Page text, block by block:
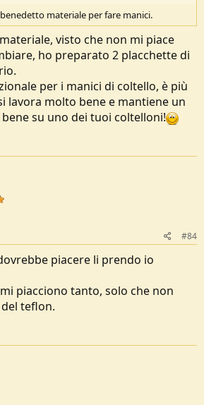
materiale per fare manici.
visto che non mi piace
ho preparato 2 placchette di
per i manici di coltello, è più
lavora molto bene e mantiene un
su uno dei tuoi coltelloni!
#84
piacere li prendo io
piacciono tanto, solo che non
teflon.